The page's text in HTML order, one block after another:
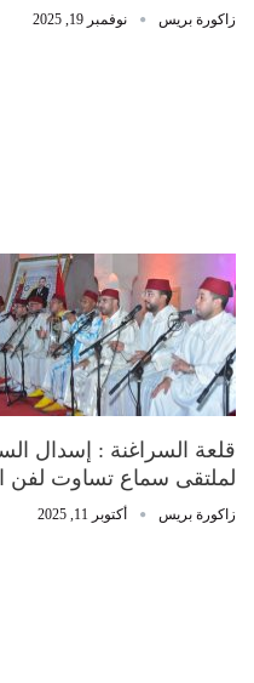
زاكورة بريس نوفمبر 19, 2025
قلعة السراغنة : إسدال
لملتقى سماع تساوت لفن
زاكورة بريس أكتوبر 11, 2025